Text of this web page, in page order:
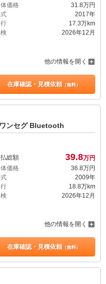
価格
31.8万円
2017年
17.3万km
2026年12月
他の情報を開く
在庫確認・見積依頼（無料）
ンセグ Bluetooth
総額 39.8万円
価格
36. 8万円
2009年
18.8万km
2026年12月
他の情報を開く
在庫確認・見積依頼（無料）